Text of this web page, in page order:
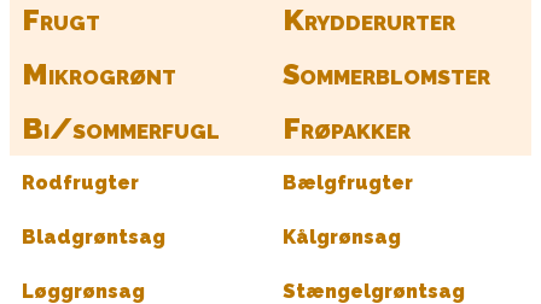
Frugt
Krydderurter
Mikrogrønt
Sommerblomster
Bi/sommerfugl
Frøpakker
Rodfrugter Bælgfrugter
Bladgrøntsag Kålgrønsag
Løggrønsag Stængelgrøntsag